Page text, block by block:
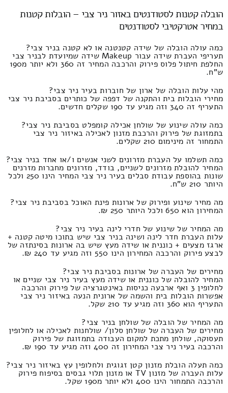
הובלה קטנות לסטודנטים באזור ניר צבי – הובלות קטנות
במחיר אטרקטיבי לסטודנטים
כמה עולה הובלה של שידה קטנטנה או לא קטנה בניר צבי?
תעריפי העברת שידה עבור Makeup שידה שמיועדת לבניר צבי
החלפת חיתול פלוס פירוק והרכבה המחיר זה 360 ולא יותר מ190
ש"ח.
מהי עלות הובלה של ארון של חוברות בעיר ניר צבי?
מחירי הובלות בית והתקנה של דפפה של כותרים בסביבת ניר צבי
התעריף זה 340 וזה מגיע עד 190 שקלים חדשים.
כמה עולה שינוע של שולחן אכילה קומפלט בסביבת ניר צבי?
בתמזוגת של פירוק והרכבת מזנון לאכילה באיזור ניר צבי
התמחור זה מינימום 210 שקלים.
כמה תשלמו על העברת מזרונים לשני אנשים ו/או אחד בניר צבי?
המחיר להובלת מזרונים לשניים, בודד, מזרונים מחברות מזרנים
שונות בהוספת עבודת סבלים בעיר ניר צבי המחיר הינו 250 ולכל
היותר 210 ש"ח.
מה מחיר שינוע ופירוק של ארונות פינת האוכל בסביבת ניר צבי?
המחירון הוא 650 ולכל היותר 250 ₪.
מה המחיר של שינוע של חדרי לינה בעיר ניר צבי?
עלות העברת חדר לינה ושינה בניר צבי שיש בתוכו מיטה קטנה +
ארגז מצעים + כוננית או שידה מעץ שיש בה ארונות בסינתזה של
לבצע פירוק והרכבה המחירון הינו 550 וזה מגיע עד 240 ₪.
מחירים של העברה של ארונות בסביבת ניר צבי?
המחיר להובלה של כוננית או שידה מעץ בעיר ניר צבי שניים או
לחלופין 3 ואף ארבעה כניסות באינטגרציה של פירוק והרכבה
אפשרות הובלות בית והשמה של ארונית הנעה באיזור ניר צבי
התעריף הוא 360 וזה מגיע עד 210 שקל.
מה המחיר של הובלה של שולחן בניר צבי?
מחירים של העברה של שולחן סלון/ שולחנות לאכילה או לחלופין
תעסוקה, שולחן מתכת למקום העבודה בתמזוגת של פירוק
והרכבה בעיר ניר צבי המחירון זה 400 וזה מגיע עד 190 ₪.
כמה תעלה הובלת מזנון קטן זגוגית ולחלופין עץ באיזור ניר צבי?
עלות העברה של מזנון TV או מזנון תלוי גבסים בסיפוח פירוק
והרכבה התמחור הינו 400 ולא יותר מ190 שקל.